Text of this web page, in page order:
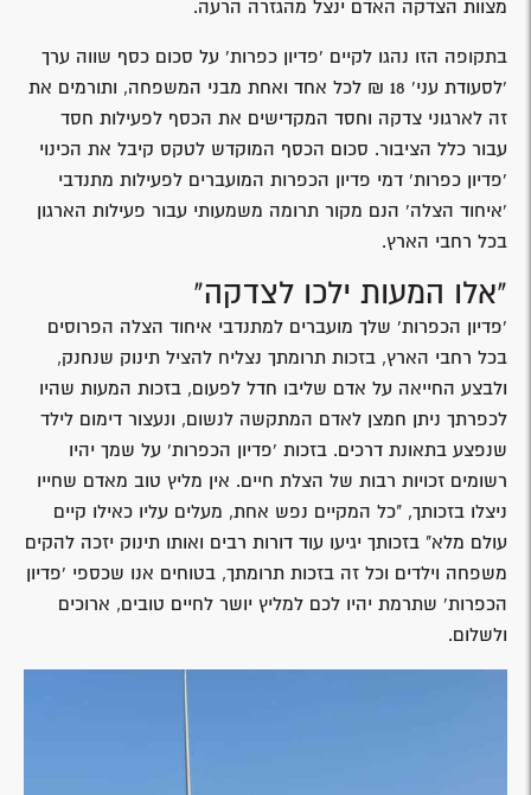
מצוות הצדקה האדם ינצל מהגזרה הרעה.
בתקופה הזו נהגו לקיים 'פדיון כפרות' על סכום כסף שווה ערך
'לסעודת עני' 18 ₪ לכל אחד ואחת מבני המשפחה, ותורמים את
זה לארגוני צדקה וחסד המקדישים את הכסף לפעילות חסד
עבור כלל הציבור. סכום הכסף המוקדש לטקס קיבל את הכינוי
'פדיון כפרות' דמי פדיון הכפרות המועברים לפעילות מתנדבי
'איחוד הצלה' הנם מקור תרומה משמעותי עבור פעילות הארגון
בכל רחבי הארץ.
"אלו המעות ילכו לצדקה"
'פדיון הכפרות' שלך מועברים למתנדבי איחוד הצלה הפרוסים
בכל רחבי הארץ, בזכות תרומתך נצליח להציל תינוק שנחנק,
ולבצע החייאה על אדם שליבו חדל לפעום, בזכות המעות שהיו
לכפרתך ניתן חמצן לאדם המתקשה לנשום, ונעצור דימום לילד
שנפצע בתאונת דרכים. בזכות 'פדיון הכפרות' על שמך יהיו
רשומים זכויות רבות של הצלת חיים. אין מליץ טוב מאדם שחייו
ניצלו בזכותך, "כל המקיים נפש אחת, מעלים עליו כאילו קיים
עולם מלא" בזכותך יגיעו עוד דורות רבים ואותו תינוק יזכה להקים
משפחה וילדים וכל זה בזכות תרומתך, בטוחים אנו שכספי 'פדיון
הכפרות' שתרמת יהיו לכם למליץ יושר לחיים טובים, ארוכים
ולשלום.